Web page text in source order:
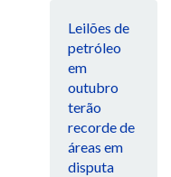
Leilões de
petróleo
em
outubro
terão
recorde de
áreas em
disputa